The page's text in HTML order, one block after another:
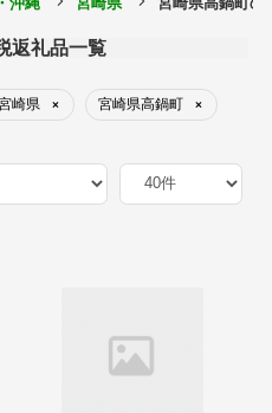
返礼品一覧
崎県 × 宮崎県高鍋町 ×